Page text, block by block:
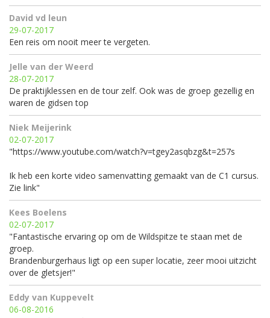
David vd leun
29-07-2017
Een reis om nooit meer te vergeten.
Jelle van der Weerd
28-07-2017
De praktijklessen en de tour zelf. Ook was de groep gezellig en
waren de gidsen top
Niek Meijerink
02-07-2017
"https://www.youtube.com/watch?v=tgey2asqbzg&t=257s
Ik heb een korte video samenvatting gemaakt van de C1 cursus.
Zie link"
Kees Boelens
02-07-2017
"Fantastische ervaring op om de Wildspitze te staan met de
groep.
Brandenburgerhaus ligt op een super locatie, zeer mooi uitzicht
over de gletsjer!"
Eddy van Kuppevelt
06-08-2016